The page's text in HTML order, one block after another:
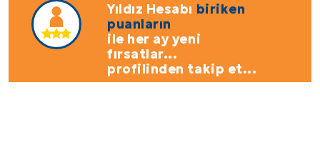
Yıldız Hesabı biriken
puanların
ile her ay yeni
fırsatlar...
profilinden takip et...